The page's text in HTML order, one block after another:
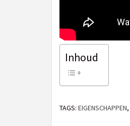
Inhoud
TAGS: EIGENSCHAPPEN,